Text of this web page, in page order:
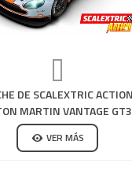
DE SCALEXTRIC
MARTIN VANTAGE GT3
GULF
VER MÁS